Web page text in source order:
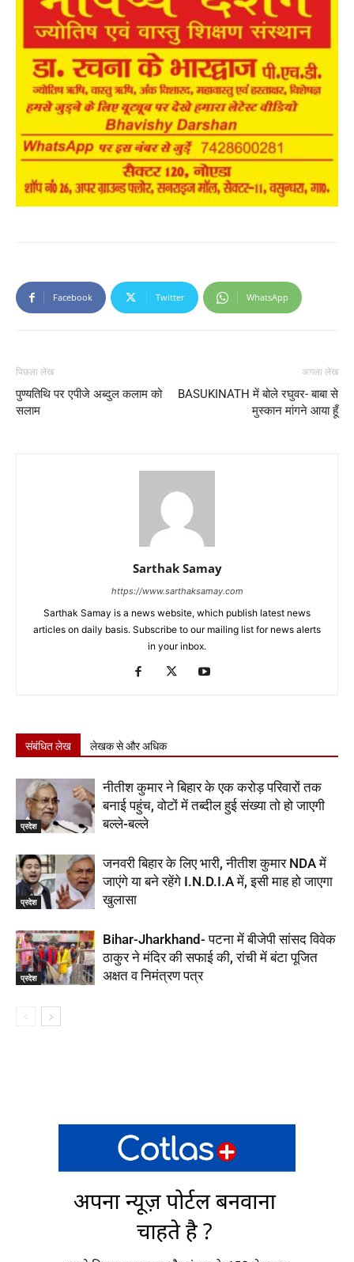
Facebook Twitter WhatsApp
पिछला लेख
पुण्यतिथि पर एपीजे अब्दुल कलाम को
सलाम
अगला लेख
BASUKINATH में बोले रघुवर- बाबा से
मुस्कान मांगने आया हूँ
Sarthak Samay
https://www.sarthaksamay.com
Sarthak Samay is a news website, which publish latest news
articles on daily basis. Subscribe to our mailing list for news alerts
in your inbox.
संबंधित लेख लेखक से और अधिक
प्रदेश
नीतीश कुमार ने बिहार के एक करोड़ परिवारों तक
बनाई पहुंच, वोटों में तब्दील हुई संख्या तो हो जाएगी
बल्ले-बल्ले
प्रदेश
जनवरी बिहार के लिए भारी, नीतीश कुमार NDA में
जाएंगे या बने रहेंगे I.N.D.I.A में, इसी माह हो जाएगा
खुलासा
प्रदेश
Bihar-Jharkhand- पटना में बीजेपी सांसद विवेक
ठाकुर ने मंदिर की सफाई की, रांची में बंटा पूजित
अक्षत व निमंत्रण पत्र